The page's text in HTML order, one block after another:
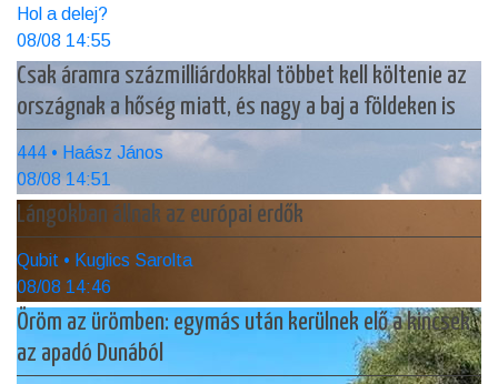
Hol a delej?
08/08 14:55
Csak áramra százmilliárdokkal többet kell költenie az
országnak a hőség miatt, és nagy a baj a földeken is
444 • Haász János
08/08 14:51
Lángokban állnak az európai erdők
Qubit • Kuglics Sarolta
08/08 14:46
Öröm az ürömben: egymás után kerülnek elő a kincsek
az apadó Dunából